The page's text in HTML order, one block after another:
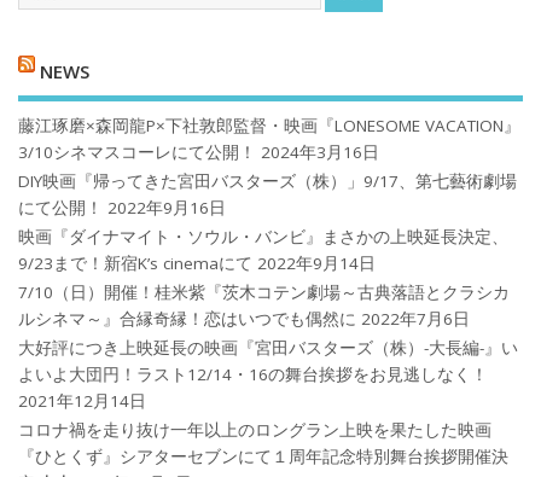
NEWS
藤江琢磨×森岡龍P×下社敦郎監督・映画『LONESOME VACATION』
3/10シネマスコーレにて公開！
2024年3月16日
DIY映画『帰ってきた宮田バスターズ（株）」9/17、第七藝術劇場
にて公開！
2022年9月16日
映画『ダイナマイト・ソウル・バンビ』まさかの上映延長決定、
9/23まで！新宿K’s cinemaにて 2022年9月14日
7/10（日）開催！桂米紫『茨木コテン劇場～古典落語とクラシカ
ルシネマ～』合縁奇縁！恋はいつでも偶然に 2022年7月6日
大好評につき上映延長の映画『宮田バスターズ（株）-大長編-』い
よいよ大団円！ラスト12/14・16の舞台挨拶をお見逃しなく！
2021年12月14日
コロナ禍を⾛り抜け⼀年以上のロングラン上映を果たした映画
『ひとくず』シアターセブンにて１周年記念特別舞台挨拶開催決